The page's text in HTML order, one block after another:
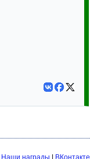
Наши награды ВКонтакте